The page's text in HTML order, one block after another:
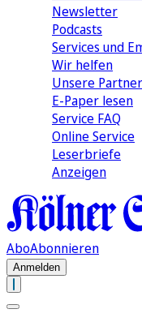
Newsletter
Podcasts
Services und
Wir helfen
Unsere Partner
E-Paper lesen
Service FAQ
Online Service
Leserbriefe
Anzeigen
AboAbonnieren
Anmelden